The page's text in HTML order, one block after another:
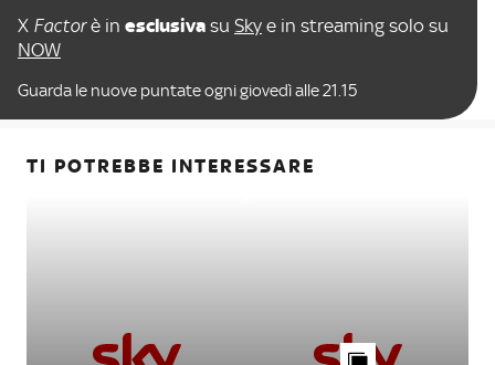
X Factorè in esclusiva su Sky e in streaming solo su
NOW
Guarda le nuove puntate ogni giovedì alle 21.15
TI POTREBBE INTERESSARE